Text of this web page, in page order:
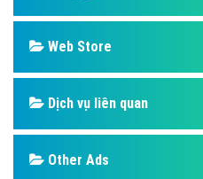
Web Store
Dịch vụ liên quan
Other Ads